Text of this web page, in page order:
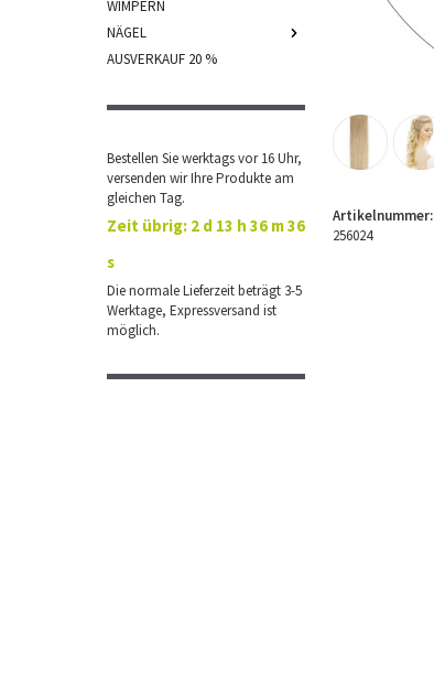
WIMPERN
NÄGEL
AUSVERKAUF 20 %
Bestellen Sie werktags vor 16 Uhr,
versenden wir Ihre Produkte am
gleichen Tag.
Zeit übrig: 2 d 13 h 36 m 35
s
Die normale Lieferzeit beträgt 3-5
Werktage, Expressversand ist
möglich.
Artikelnummer:
256024